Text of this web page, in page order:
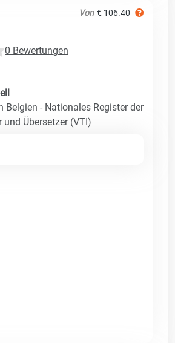
Von € 106.40
0 Bewertungen
Belgien - Nationales Register der
und Übersetzer (VTI)